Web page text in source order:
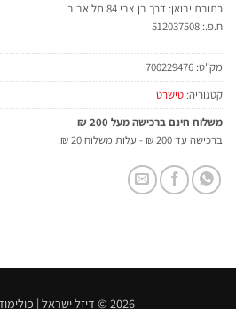
כתובת יבואן: דרך בן צבי 84 תל אביב
ח.פ.: 512037508
מק"ט: 700229476
קטגוריה: טישרט
משלוח חינם ברכישה מעל 200 ₪
ברכישה עד 200 ₪ - עלות משלוח 20 ₪.
2026 © דיזל ישראל | פולימוד 1994 בע״מ